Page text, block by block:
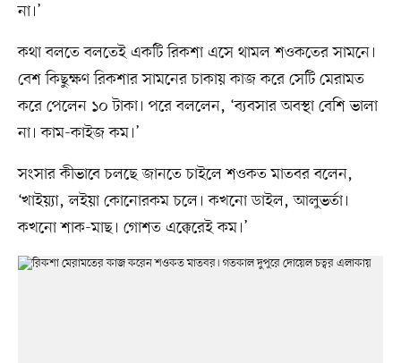
না।’
কথা বলতে বলতেই একটি রিকশা এসে থামল শওকতের সামনে।
বেশ কিছুক্ষণ রিকশার সামনের চাকায় কাজ করে সেটি মেরামত
করে পেলেন ১০ টাকা। পরে বললেন, ‘ব্যবসার অবস্থা বেশি ভালা
না। কাম-কাইজ কম।’
সংসার কীভাবে চলছে জানতে চাইলে শওকত মাতবর বলেন,
‘খাইয়্যা, লইয়া কোনোরকম চলে। কখনো ডাইল, আলুভর্তা।
কখনো শাক-মাছ। গোশত এক্কেরেই কম।’